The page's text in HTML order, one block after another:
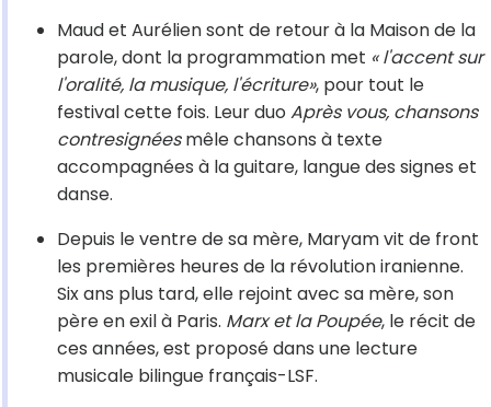
Maud et Aurélien sont de retour à la Maison de la
parole, dont la programmation met « l'accent sur
l'oralité, la musique, l'écriture», pour tout le
festival cette fois. Leur duo Après vous, chansons
contresignéesmêle chansons à texte
accompagnées à la guitare, langue des signes et
danse.
Depuis le ventre de sa mère, Maryam vit de front
les premières heures de la révolution iranienne.
Six ans plus tard, elle rejoint avec sa mère, son
père en exil à Paris. Marx et la Poupée, le récit de
ces années, est proposé dans une lecture
musicale bilingue français-LSF.